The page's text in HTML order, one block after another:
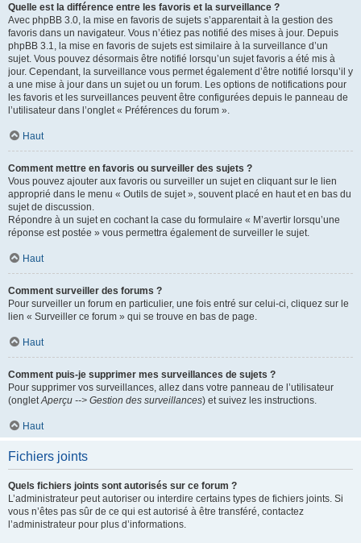
Quelle est la différence entre les favoris et la surveillance ?
Avec phpBB 3.0, la mise en favoris de sujets s’apparentait à la gestion des
favoris dans un navigateur. Vous n’étiez pas notifié des mises à jour. Depuis
phpBB 3.1, la mise en favoris de sujets est similaire à la surveillance d’un
sujet. Vous pouvez désormais être notifié lorsqu’un sujet favoris a été mis à
jour. Cependant, la surveillance vous permet également d’être notifié lorsqu’il y
a une mise à jour dans un sujet ou un forum. Les options de notifications pour
les favoris et les surveillances peuvent être configurées depuis le panneau de
l’utilisateur dans l’onglet « Préférences du forum ».
Haut
Comment mettre en favoris ou surveiller des sujets ?
Vous pouvez ajouter aux favoris ou surveiller un sujet en cliquant sur le lien
approprié dans le menu « Outils de sujet », souvent placé en haut et en bas du
sujet de discussion.
Répondre à un sujet en cochant la case du formulaire « M’avertir lorsqu’une
réponse est postée » vous permettra également de surveiller le sujet.
Haut
Comment surveiller des forums ?
Pour surveiller un forum en particulier, une fois entré sur celui-ci, cliquez sur le
lien « Surveiller ce forum » qui se trouve en bas de page.
Haut
Comment puis-je supprimer mes surveillances de sujets ?
Pour supprimer vos surveillances, allez dans votre panneau de l’utilisateur
(ongletAperçu --> Gestion des surveillances) et suivez les instructions.
Haut
Fichiers joints
Quels fichiers joints sont autorisés sur ce forum ?
L’administrateur peut autoriser ou interdire certains types de fichiers joints. Si
vous n’êtes pas sûr de ce qui est autorisé à être transféré, contactez
l’administrateur pour plus d’informations.